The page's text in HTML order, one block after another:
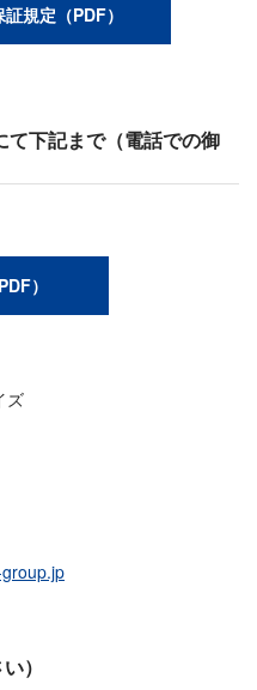
規定（PDF）
て下記まで（電話での御
）
ズ
）